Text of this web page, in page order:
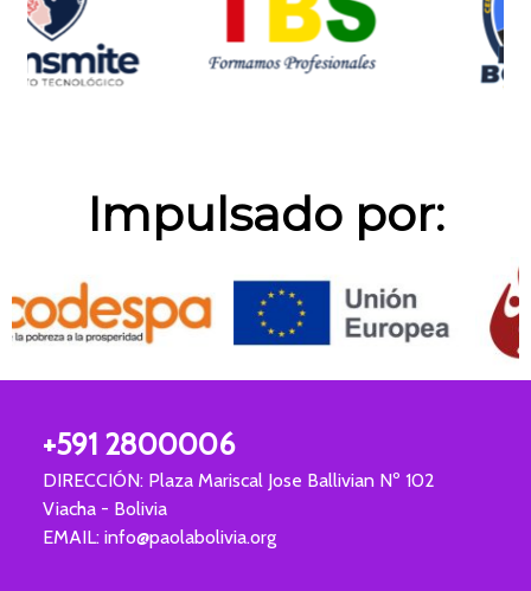
Impulsado por:
+591 2800006
DIRECCIÓN: Plaza Mariscal Jose Ballivian Nº 102
Viacha - Bolivia
EMAIL: info@paolabolivia.org